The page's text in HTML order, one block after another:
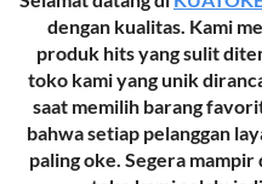
dengan kualitas. Kami
produk hits yang sulit
toko kami yang unik
saat memilih barang
bahwa setiap pelanggan
paling oke. Segera